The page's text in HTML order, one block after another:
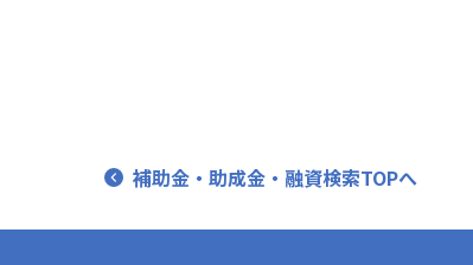
補助金・助成金・融資検索TOPへ